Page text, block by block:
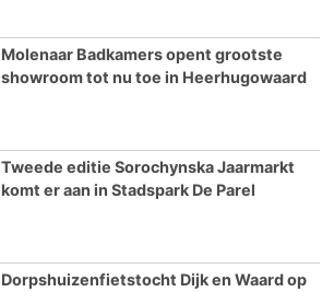
Molenaar Badkamers opent grootste
showroom tot nu toe in Heerhugowaard
Tweede editie Sorochynska Jaarmarkt
komt er aan in Stadspark De Parel
Dorpshuizenfietstocht Dijk en Waard op